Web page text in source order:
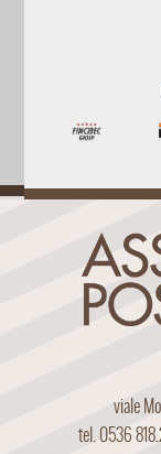
viale
tel. 0536